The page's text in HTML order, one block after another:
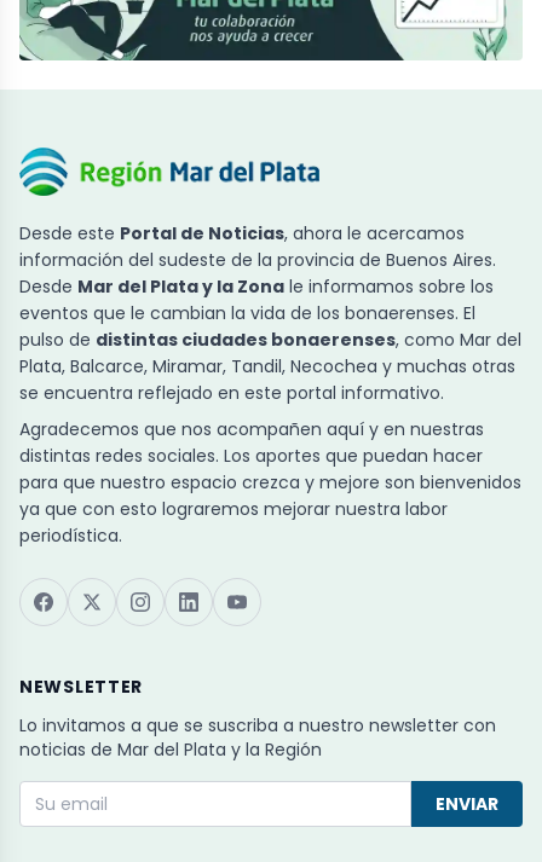
Desde este Portal de Noticias, ahora le acercamos
información del sudeste de la provincia de Buenos Aires.
Desde Mar del Plata y la Zona le informamos sobre los
eventos que le cambian la vida de los bonaerenses. El
pulso de distintas ciudades bonaerenses, como Mar del
Plata, Balcarce, Miramar, Tandil, Necochea y muchas otras
se encuentra reflejado en este portal informativo.
Agradecemos que nos acompañen aquí y en nuestras
distintas redes sociales. Los aportes que puedan hacer
para que nuestro espacio crezca y mejore son bienvenidos
ya que con esto lograremos mejorar nuestra labor
periodística.
NEWSLETTER
Lo invitamos a que se suscriba a nuestro newsletter con
noticias de Mar del Plata y la Región
ENVIAR